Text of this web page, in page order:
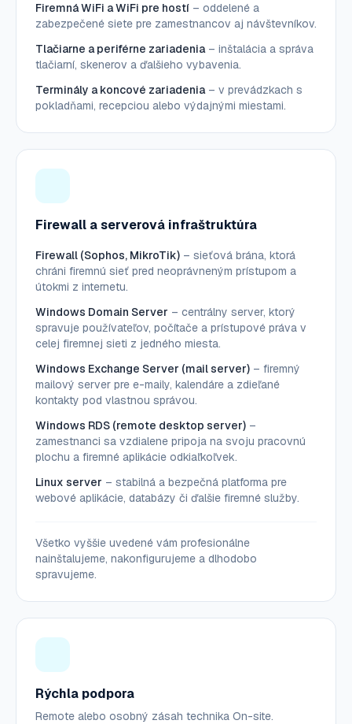
Firemná WiFi a WiFi pre hostí – oddelené a
zabezpečené siete pre zamestnancov aj návštevníkov.
Tlačiarne a periférne zariadenia– inštalácia a správa
tlačiarní, skenerov a ďalšieho vybavenia.
Terminály a koncové zariadenia– v prevádzkach s
pokladňami, recepciou alebo výdajnými miestami.
Firewall a serverová infraštruktúra
Firewall (Sophos, MikroTik) – sieťová brána, ktorá
chráni firemnú sieť pred neoprávneným prístupom a
útokmi z internetu.
Windows Domain Server – centrálny server, ktorý
spravuje používateľov, počítače a prístupové práva v
celej firemnej sieti z jedného miesta.
Windows Exchange Server (mail server) – firemný
mailový server pre e-maily, kalendáre a zdieľané
kontakty pod vlastnou správou.
Windows RDS (remote desktop server) –
zamestnanci sa vzdialene pripoja na svoju pracovnú
plochu a firemné aplikácie odkiaľkoľvek.
Linux server – stabilná a bezpečná platforma pre
webové aplikácie, databázy či ďalšie firemné služby.
Všetko vyššie uvedené vám profesionálne
nainštalujeme, nakonfigurujeme a dlhodobo
spravujeme.
Rýchla podpora
Remote alebo osobný zásah technika On-site.